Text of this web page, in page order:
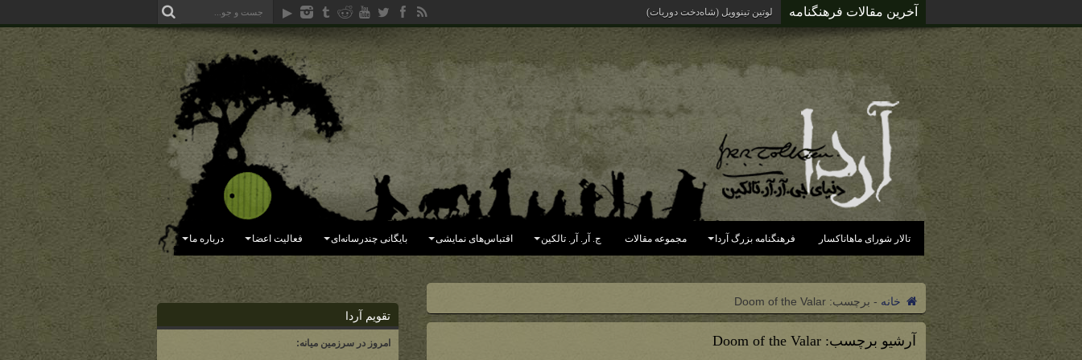
آخرین مقالات فرهنگنامه لوتین تینوویل (شاه‌دخت دوریات)
تالار شورای ماهاناکسار فرهنگنامه بزرگ آردا مجموعه مقالات ج. آر. آر. تالکین اقتباس‌های نمایشی بایگانی چندرسانه‌ای فعالیت اعضا درباره ما
خانه - برچسب:Doom of the Valar
آرشیو برچسب:Doom of the Valar
تقویم آردا
امروز در سرزمین میانه: